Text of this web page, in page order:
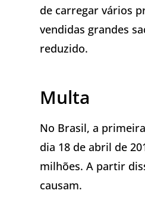
de carregar vários
vendidas grandes
reduzido.
Multa
No Brasil, a
dia 18 de abril de
milhões. A partir
causam.